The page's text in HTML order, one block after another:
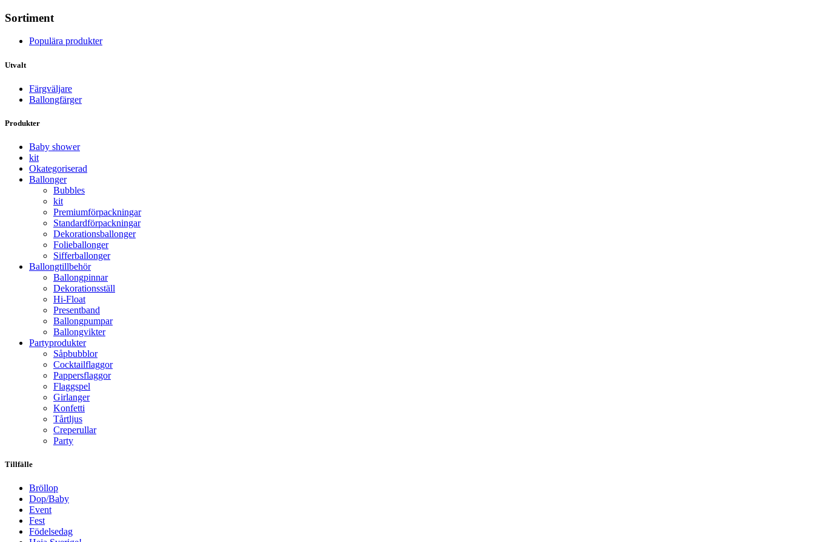
Sortiment
Populära produkter
Utvalt
Färgväljare
Ballongfärger
Produkter
Baby shower
kit
Okategoriserad
Ballonger
Bubbles
kit
Premium­förpackningar
Standard­­förpackningar
Dekorations­ballonger
Folie­­­ballonger
Siffer­­ballonger
Ballong­tillbehör
Ballongpinnar
Dekorationsställ
Hi-Float
Presentband
Ballongpumpar
Ballong­vikter
Party­­produkter
Såpbubblor
Cocktail­flaggor
Pappers­flaggor
Flaggspel
Girlanger
Konfetti
Tårtljus
Creperullar
Party
Tillfälle
Bröllop
Dop/Baby
Event
Fest
Födelsedag